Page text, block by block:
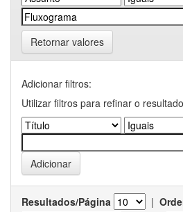
Retornar valores
Adicionar filtros:
Utilizar filtros para refinar o
Resultados/Página |